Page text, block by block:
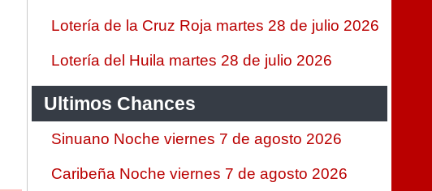
Lotería de la Cruz Roja martes 28 de julio 2026
Lotería del Huila martes 28 de julio 2026
Ultimos Chances
Sinuano Noche viernes 7 de agosto 2026
Caribeña Noche viernes 7 de agosto 2026